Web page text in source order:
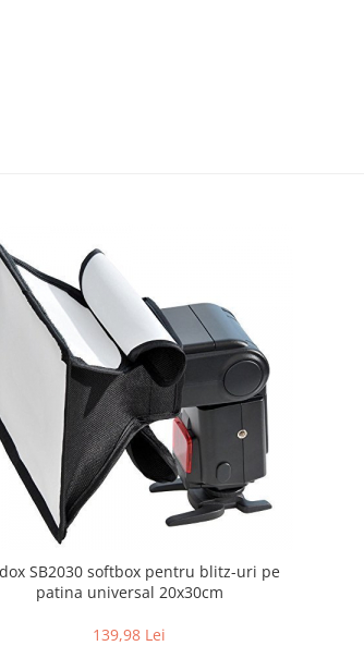
SB2030 softbox pentru blitz-uri pe
patina universal 20x30cm
139,98 Lei